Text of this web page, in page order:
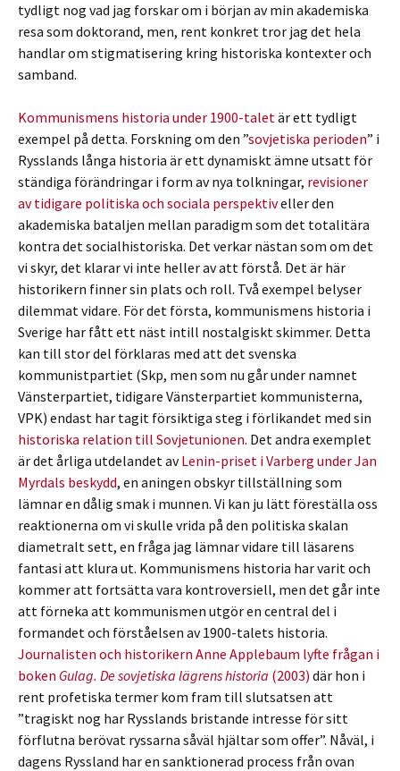
tydligt nog vad jag forskar om i början av min akademiska
resa som doktorand, men, rent konkret tror jag det hela
handlar om stigmatisering kring historiska kontexter och
samband.
Kommunismens historia under 1900-taletär ett tydligt
exempel på detta. Forskning om den ”sovjetiska perioden” i
Rysslands långa historia är ett dynamiskt ämne utsatt för
ständiga förändringar i form av nya tolkningar, revisioner
av tidigare politiska och sociala perspektiveller den
akademiska bataljen mellan paradigm som det totalitära
kontra det socialhistoriska. Det verkar nästan som om det
vi skyr, det klarar vi inte heller av att förstå. Det är här
historikern finner sin plats och roll. Två exempel belyser
dilemmat vidare. För det första, kommunismens historia i
Sverige har fått ett näst intill nostalgiskt skimmer. Detta
kan till stor del förklaras med att det svenska
kommunistpartiet (Skp, men som nu går under namnet
Vänsterpartiet, tidigare Vänsterpartiet kommunisterna,
VPK) endast har tagit försiktiga steg i förlikandet med sin
historiska relation till Sovjetunionen. Det andra exemplet
är det årliga utdelandet avLenin-priset i Varberg under Jan
Myrdals beskydd, en aningen obskyr tillställning som
lämnar en dålig smak i munnen. Vi kan ju lätt föreställa oss
reaktionerna om vi skulle vrida på den politiska skalan
diametralt sett, en fråga jag lämnar vidare till läsarens
fantasi att klura ut. Kommunismens historia har varit och
kommer att fortsätta vara kontroversiell, men det går inte
att förneka att kommunismen utgör en central del i
formandet och förståelsen av 1900-talets historia.
Journalisten och historikern Anne Applebaum lyfte frågan i
boken Gulag. De sovjetiska lägrens historia (2003) där hon i
rent profetiska termer kom fram till slutsatsen att
”tragiskt nog har Rysslands bristande intresse för sitt
förflutna berövat ryssarna såväl hjältar som offer”. Nåväl, i
dagens Ryssland har en sanktionerad process från ovan